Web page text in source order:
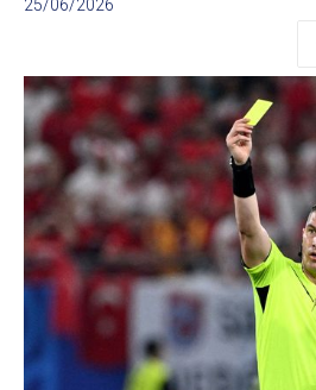
25/06/2026